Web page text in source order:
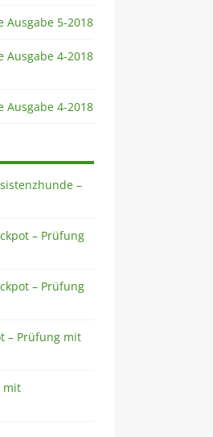
Ausgabe 5-2018
Ausgabe 4-2018
Ausgabe 4-2018
–
– Prüfung
– Prüfung
– Prüfung mit
mit